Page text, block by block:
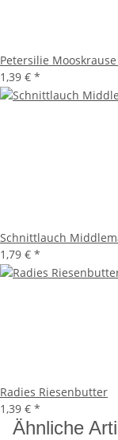
Petersilie
1,39 € *
Schnittlauch
1,79 € *
Radies Riesenbutter
1,39 € *
Ähnliche